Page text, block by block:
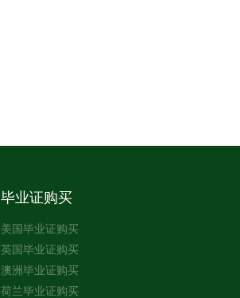
毕业证购买
美国毕业证购买
英国毕业证购买
澳洲毕业证购买
荷兰毕业证购买